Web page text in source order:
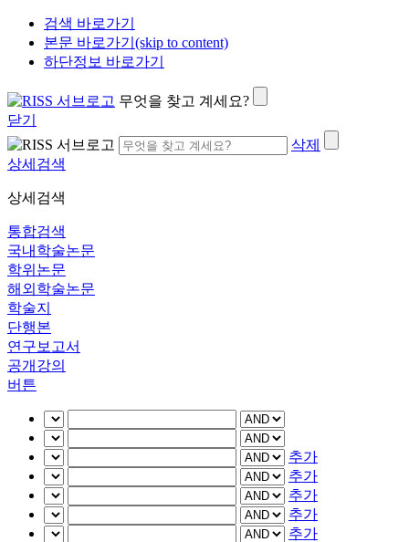
검색 바로가기
본문 바로가기(skip to content)
하단정보 바로가기
무엇을 찾고 계세요?
닫기
삭제
상세검색
상세검색
통합검색
국내학술논문
학위논문
해외학술논문
학술지
단행본
연구보고서
공개강의
버튼
추가
추가
추가
추가
추가